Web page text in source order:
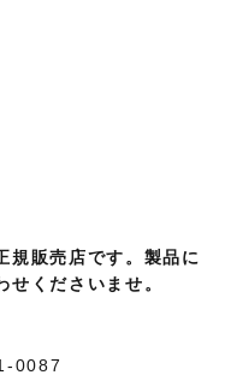
規販売店です。製品に
くださいませ。
0087